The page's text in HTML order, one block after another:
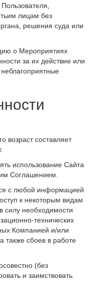
лицам без
решения суда или
о Мероприятиях
за их действие или
возраст составляет
использование Сайта
Соглашением.
с любой информацией
к некоторым видам
силу необходимости
технических
Компанией и/или
также сбоев в работе
(без
и заимствовать